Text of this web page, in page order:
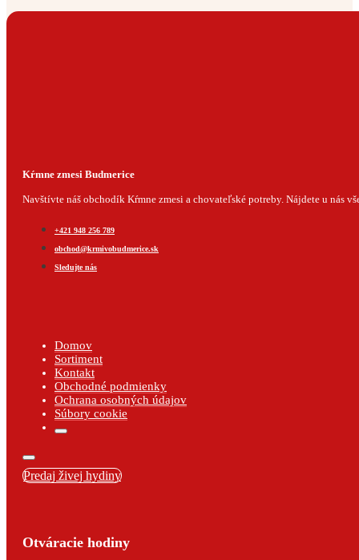
Kŕmne zmesi Budmerice
Navštívte náš obchodík Kŕmne zmesi a chovateľské potreby. Nájdete u nás
+421 948 256 789
obchod@krmivobudmerice.sk
Sledujte nás
Domov
Sortiment
Kontakt
Obchodné podmienky
Ochrana osobných údajov
Súbory cookie
Predaj živej hydiny
Otváracie hodiny